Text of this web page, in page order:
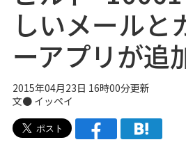
しいメールと
ーアプリが追
2015年04月23日 16時00分更新
文● イッペイ